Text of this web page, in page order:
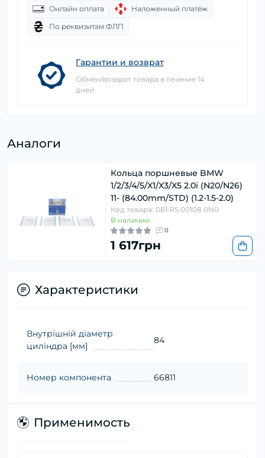
Онлайн оплата
Наложенный платёж
По реквизитам ФЛП
Гарантии и возврат
Обмен/возврат товара в течение 14
дней
Аналоги
Кольца поршневые BMW
1/2/3/4/5/X1/X3/X5 2.0i (N20/N26)
11- (84.00mm/STD) (1.2-1.5-2.0)
Код товара: 081 RS 00108 0N0
В наличии
0
1 617грн
Характеристики
Внутрішній діаметр
циліндра [мм]
84
Номер компонента 66811
Применимость